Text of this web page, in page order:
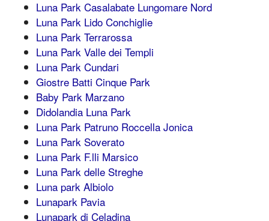
Luna Park Casalabate Lungomare Nord
Luna Park Lido Conchiglie
Luna Park Terrarossa
Luna Park Valle dei Templi
Luna Park Cundari
Giostre Batti Cinque Park
Baby Park Marzano
Didolandia Luna Park
Luna Park Patruno Roccella Jonica
Luna Park Soverato
Luna Park F.lli Marsico
Luna Park delle Streghe
Luna park Albiolo
Lunapark Pavia
Lunapark di Celadina